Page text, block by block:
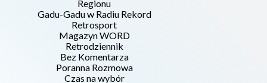
Regionu
Gadu-Gadu w Radiu Rekord
Retrosport
Magazyn WORD
Retrodziennik
Bez Komentarza
Poranna Rozmowa
Czas na wybór